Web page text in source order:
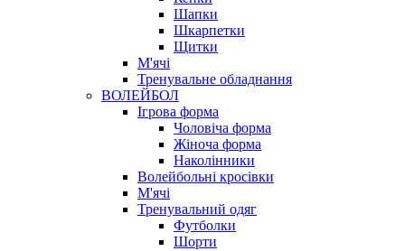
Шапки
Шкарпетки
Щитки
М'ячі
Тренувальне обладнання
ВОЛЕЙБОЛ
Ігрова форма
Чоловіча форма
Жіноча форма
Наколінники
Волейбольні кросівки
М'ячі
Тренувальний одяг
Футболки
Шорти